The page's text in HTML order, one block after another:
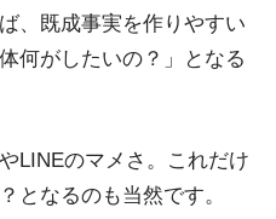
、既成事実を作りやすい
何がしたいの？」となる
LINEのマメさ。これだけ
となるのも当然です。